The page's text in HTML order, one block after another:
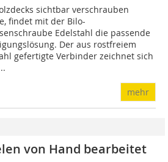
sichtbar verschrauben
findet mit der Bilo-
Edelstahl die passende
Der aus rostfreiem
gefertigte Verbinder zeichnet sich
mehr
von Hand bearbeitet